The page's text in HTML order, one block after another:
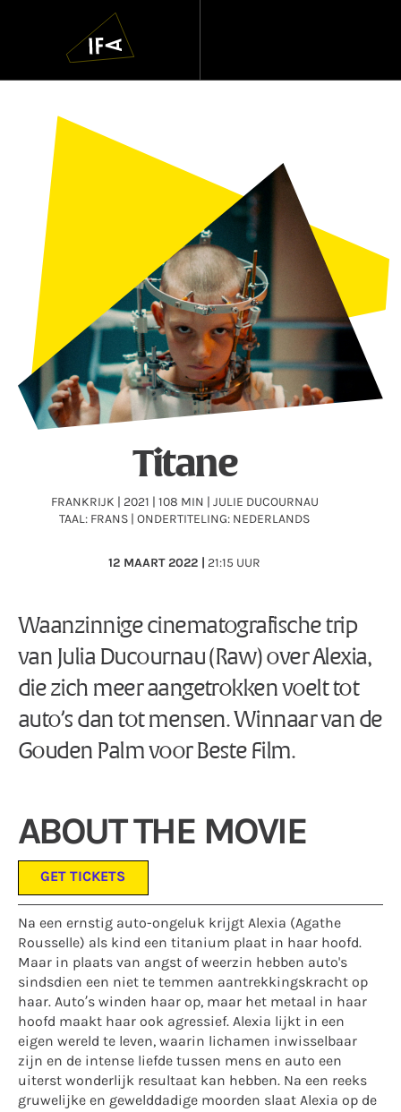
Navigatie
overslaan
Titane
FRANKRIJK | 2021 | 108 MIN | JULIE DUCOURNAU
TAAL: FRANS | ONDERTITELING: NEDERLANDS
12 MAART 2022 | 21:15 UUR
Waanzinnige cinematografische trip
van Julia Ducournau (Raw) over Alexia,
die zich meer aangetrokken voelt tot
auto’s dan tot mensen. Winnaar van de
Gouden Palm voor Beste Film.
ABOUT THE MOVIE
GET TICKETS
Na een ernstig auto-ongeluk krijgt Alexia (Agathe
Rousselle) als kind een titanium plaat in haar hoofd.
Maar in plaats van angst of weerzin hebben auto's
sindsdien een niet te temmen aantrekkingskracht op
haar. Auto’s winden haar op, maar het metaal in haar
hoofd maakt haar ook agressief. Alexia lijkt in een
eigen wereld te leven, waarin lichamen inwisselbaar
zijn en de intense liefde tussen mens en auto een
uiterst wonderlijk resultaat kan hebben. Na een reeks
gruwelijke en gewelddadige moorden slaat Alexia op de